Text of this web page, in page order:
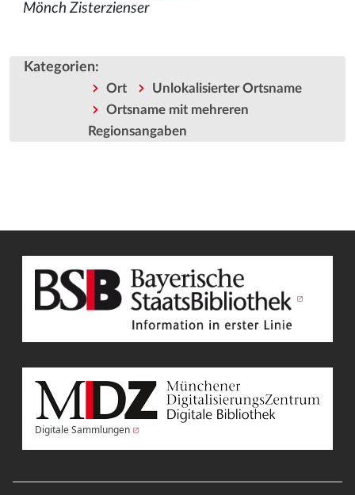
Mönch Zisterzienser
Kategorien:
Ort
Unlokalisierter Ortsname
Ortsname mit mehreren
Regionsangaben
Digitale Sammlungen